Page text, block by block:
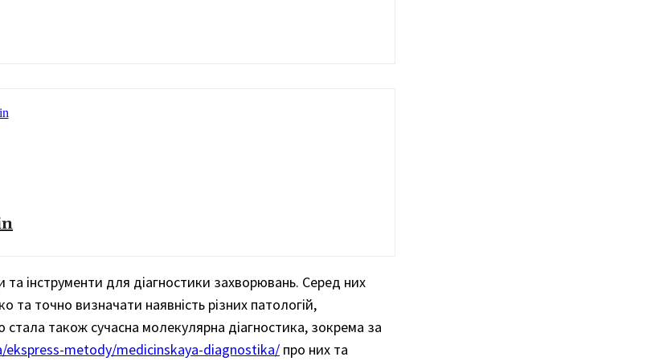
інструменти для діагностики захворювань. Серед них
точно визначати наявність різних патологій,
також сучасна молекулярна діагностика, зокрема за
ekspress-metody/medicinskaya-diagnostika/ про них та